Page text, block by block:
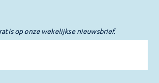
op onze wekelijkse nieuwsbrief.